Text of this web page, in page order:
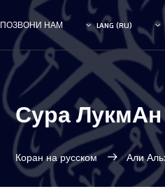
LANG (RU)
ПОЗВОНИ НАМ
Сура
Коран на русском Али